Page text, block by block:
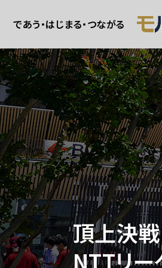
であう・はじまる・つながる
頂上決
NTTリ